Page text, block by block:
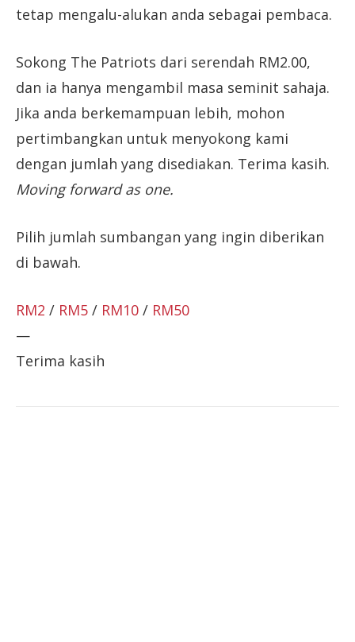
tetap mengalu-alukan anda sebagai pembaca.
Sokong The Patriots dari serendah RM2.00,
dan ia hanya mengambil masa seminit sahaja.
Jika anda berkemampuan lebih, mohon
pertimbangkan untuk menyokong kami
dengan jumlah yang disediakan. Terima kasih.
Moving forward as one.
Pilih jumlah sumbangan yang ingin diberikan
di bawah.
RM2 / RM5 / RM10 / RM50
—
Terima kasih